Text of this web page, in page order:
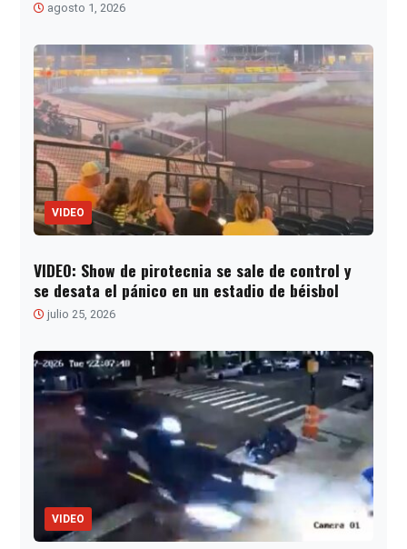
agosto 1, 2026
VIDEO
VIDEO: Show de pirotecnia se sale de control y
se desata el pánico en un estadio de béisbol
julio 25, 2026
VIDEO